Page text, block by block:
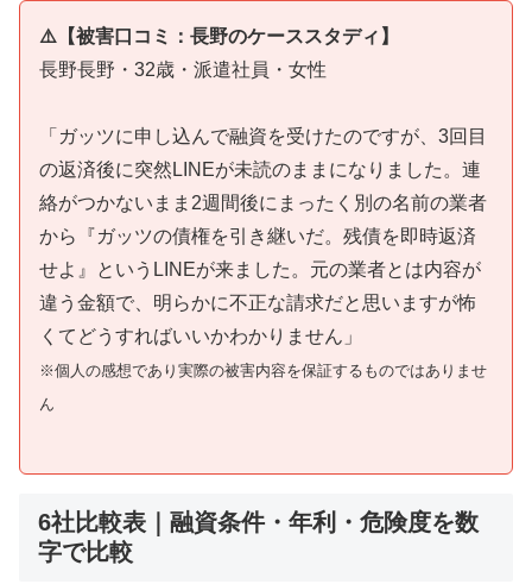
⚠️【被害口コミ：長野のケーススタディ】
長野長野・32歳・派遣社員・女性
「ガッツに申し込んで融資を受けたのですが、3回目
の返済後に突然LINEが未読のままになりました。連
絡がつかないまま2週間後にまったく別の名前の業者
から『ガッツの債権を引き継いだ。残債を即時返済
せよ』というLINEが来ました。元の業者とは内容が
違う金額で、明らかに不正な請求だと思いますが怖
くてどうすればいいかわかりません」
※個人の感想であり実際の被害内容を保証するものではありませ
ん
6社比較表｜融資条件・年利・危険度を数
字で比較